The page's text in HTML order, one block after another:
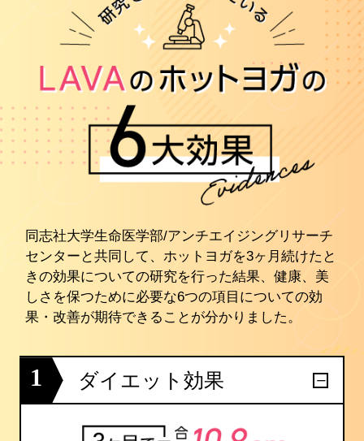
同志社大学生命医学部/アンチエイジングリサーチ
センターと共同して、ホットヨガを3ヶ月続けたと
きの効果についての研究を行った結果、健康、美
しさを保つために必要な6つの項目についての効
果・改善が期待できることが分かりました。
1 ダイエット効果